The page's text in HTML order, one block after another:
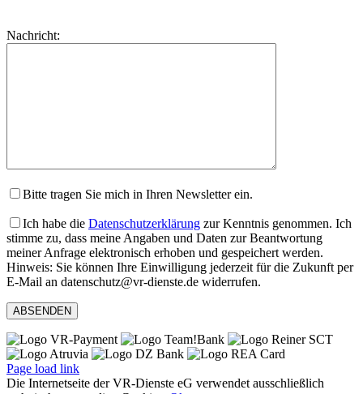
dieses
lasse
Nachricht:
Bitte tragen Sie mich in Ihren Newsletter ein.
Ich habe die Datenschutzerklärung zur Kenntnis genommen. Ich
stimme zu, dass meine Angaben und Daten zur Beantwortung
meiner Anfrage elektronisch erhoben und gespeichert werden.
Hinweis: Sie können Ihre Einwilligung jederzeit für die Zukunft per
E-Mail an datenschutz@vr-dienste.de widerrufen.
Page load link
Die Internetseite der VR-Dienste eG verwendet ausschließlich